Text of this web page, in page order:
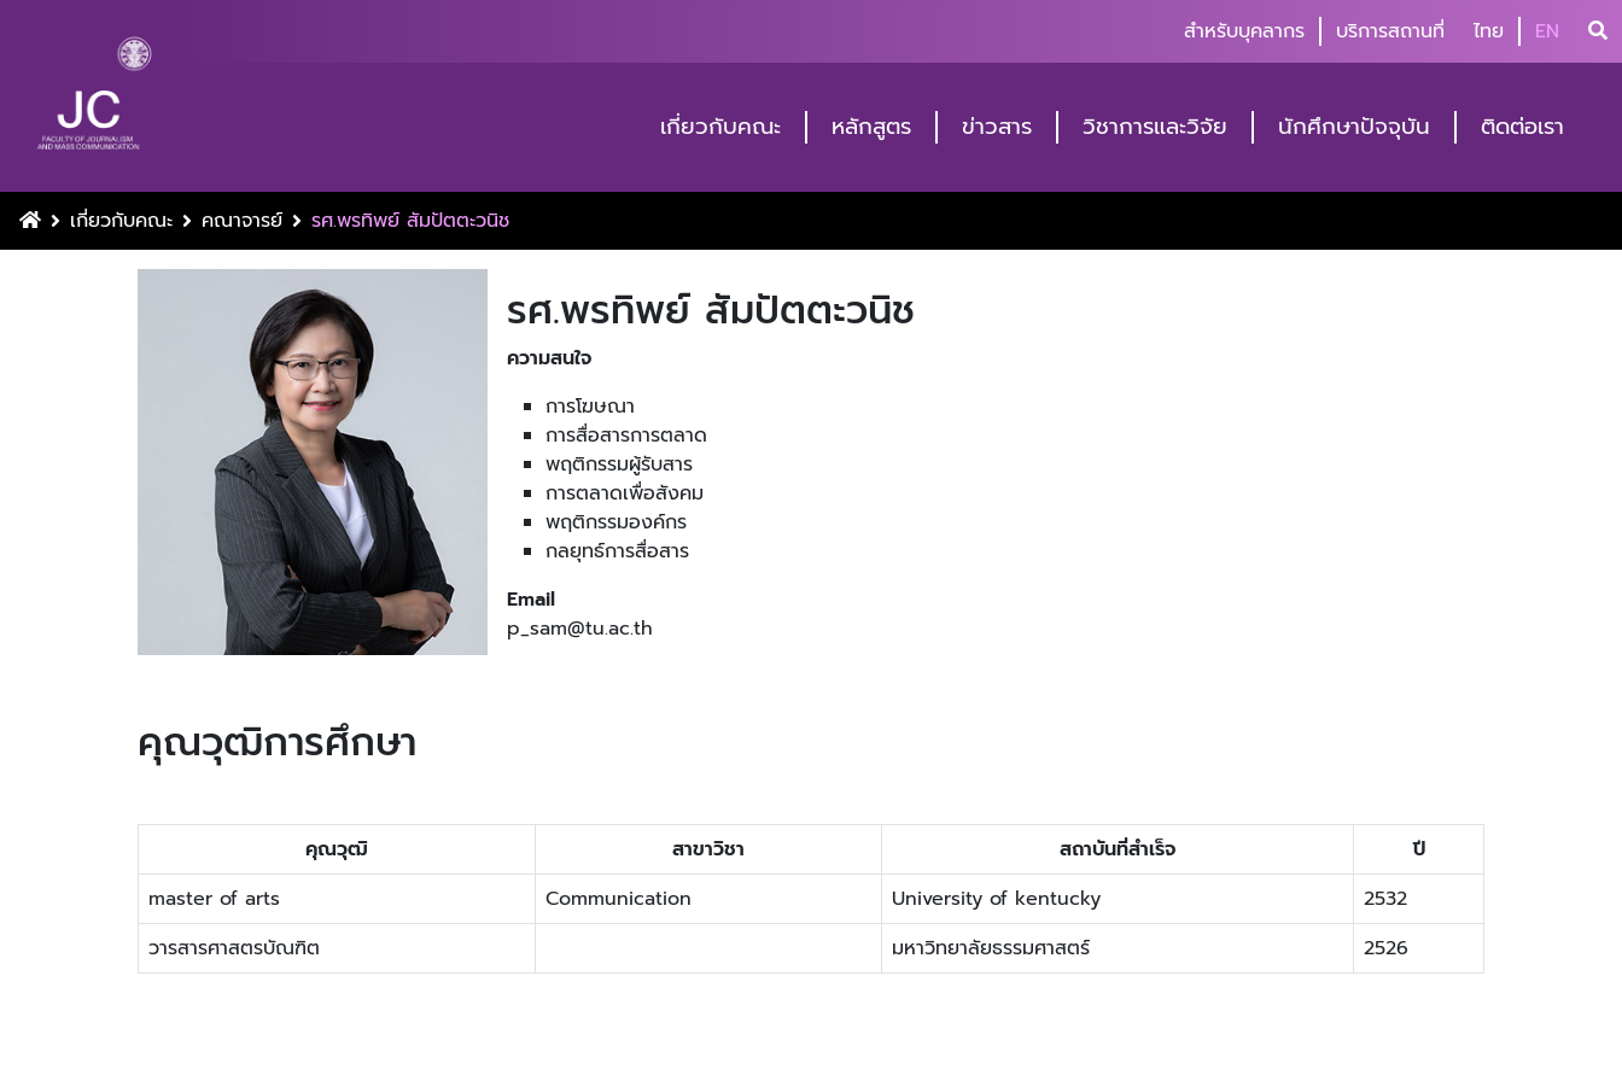
สำหรับบุคลากร บริการสถานที่ ไทย EN
เกี่ยวกับคณะ หลักสูตร ข่าวสาร วิชาการและวิจัย นักศึกษาปัจจุบัน ติดต่อเรา
เกี่ยวกับคณะ คณาจารย์ รศ.พรทิพย์ สัมปัตตะวนิช
รศ.พรทิพย์ สัมปัตตะวนิช
ความสนใจ
การโฆษณา
การสื่อสารการตลาด
พฤติกรรมผู้รับสาร
การตลาดเพื่อสังคม
พฤติกรรมองค์กร
กลยุทธ์การสื่อสาร
Email
p_sam@tu.ac.th
คุณวุฒิการศึกษา
คุณวุฒิ สาขาวิชา สถาบันที่สำเร็จ
ปี
master of arts
Communication University of kentucky
2532
วารสารศาสตรบัณฑิต
มหาวิทยาลัยธรรมศาสตร์ 2526